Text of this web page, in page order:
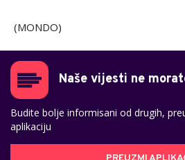
(MONDO)
Naše vijesti ne
Budite bolje informisani od drugih,
aplikaciju